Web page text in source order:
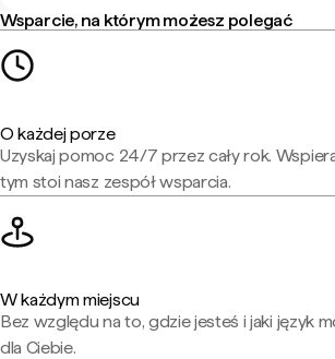
Wsparcie, na którym możesz polegać
O każdej porze
Uzyskaj pomoc 24/7 przez cały rok.
tym stoi nasz zespół wsparcia.
W każdym miejscu
Bez względu na to, gdzie jesteś i jaki język
dla Ciebie.